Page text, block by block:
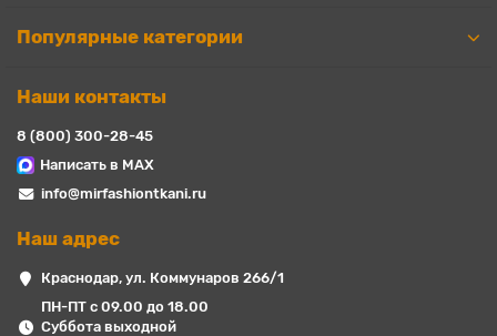
Популярные категории
Наши контакты
8 (800) 300-28-45
Написать в MAX
info@mirfashiontkani.ru
Наш адрес
Краснодар, ул. Коммунаров 266/1
ПН-ПТ с 09.00 до 18.00
Суббота выходной